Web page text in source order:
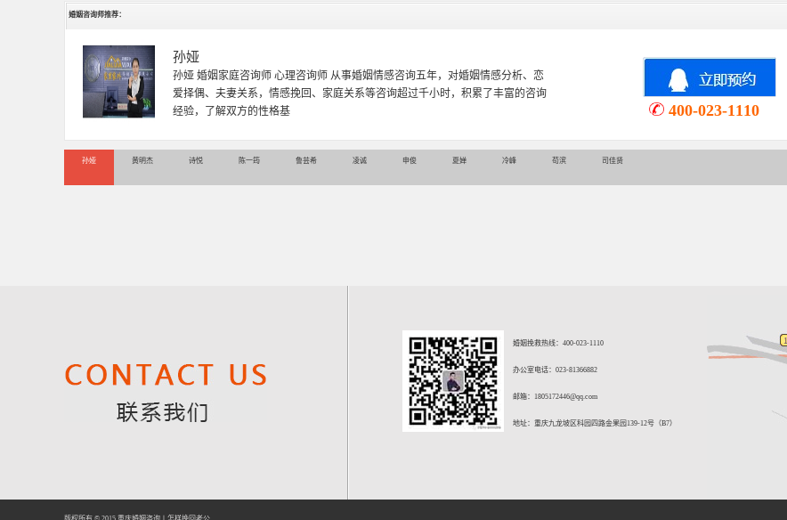
婚姻咨询师推荐：
黄明杰
黄明杰老师 国家二级心理咨询师 资深情感婚姻导师 婚姻家庭咨询师 毕业于湖北
中医药大学，主修心理学，社会学。新婚夫妻磨合，恋爱问题，婆媳（翁婿）关
系调试，夫妻关系平衡调试，
400-023-1110
孙娅 黄明杰 诗悦 陈一筠 鲁芸希 凌诚 申俊 夏婵 冷峰 苟滨 司佳贤
婚姻挽救热线：400-023-1110
办公室电话：023-81366882
邮箱： 1805172446@qq.com
地址：重庆九龙坡区科园四路金果园139-12号（B7）